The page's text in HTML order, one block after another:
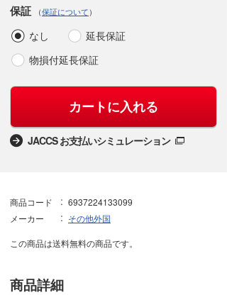
保証 （保証について）
なし
延長保証
物損付延長保証
カートに入れる
JACCS お支払いシミュレーション
商品コード
6937224133099
メーカー
その他外国
この商品は送料無料の商品です。
商品詳細